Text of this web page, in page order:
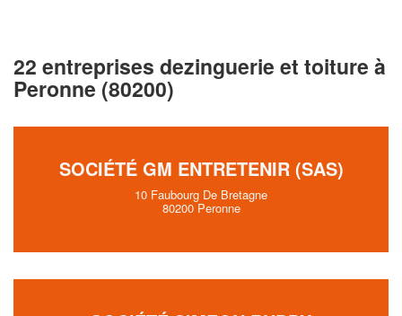
22 entreprises dezinguerie et toiture à
Peronne (80200)
SOCIÉTÉ GM ENTRETENIR (SAS)
10 Faubourg De Bretagne
80200 Peronne